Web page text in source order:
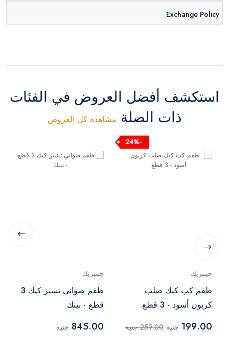
Exchange Policy
استكشف أفضل العروض في الفئات
ذات الصلة مشاهدة كل العروض
-24%
جينيريك
طقم كب كيك صلب
كربون أسود - 3 قطع
199.00 جنيه 259.00 جنيه
جينيريك
طقم صواني تشيز كيك 3
قطع - بينك
845.00 جنيه